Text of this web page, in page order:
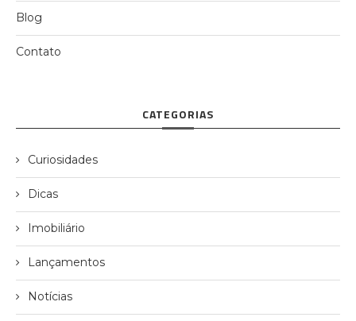
Blog
Contato
CATEGORIAS
Curiosidades
Dicas
Imobiliário
Lançamentos
Notícias